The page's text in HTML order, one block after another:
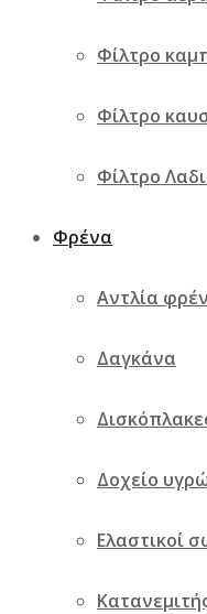
Φίλτρο
Φίλτρο
Φίλτρο
Φρένα
Αντλία
Δαγκάνα
Δοχείο
Ελαστικοί